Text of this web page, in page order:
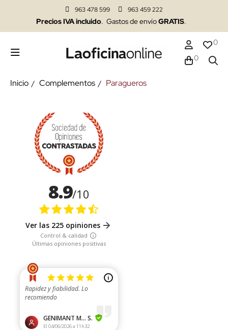
963 478 599 963 459 222
Precios IVA incluido. Gastos de envíoGRATIS.
0
0
Inicio Complementos Paragueros